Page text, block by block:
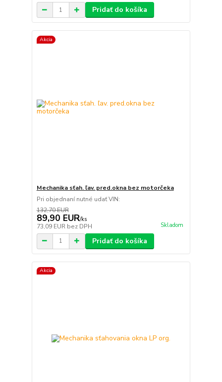
Pridať do košíka
Akcia
Mechanika sťah. ľav. pred.okna bez motorčeka
Pri objednaní nutné udať VIN:
132,70 EUR
89,90 EUR/ks
73,09 EUR bez DPH Skladom
Pridať do košíka
Akcia